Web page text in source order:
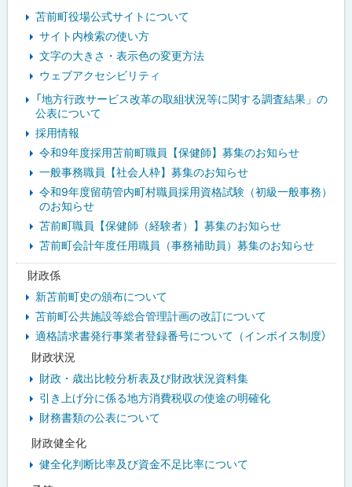
苫前町役場公式サイトについて
サイト内検索の使い方
文字の大きさ・表示色の変更方法
ウェブアクセシビリティ
「地方行政サービス改革の取組状況等に関する調査結果」の
公表について
採用情報
令和9年度採用苫前町職員【保健師】募集のお知らせ
一般事務職員【社会人枠】募集のお知らせ
令和9年度留萌管内町村職員採用資格試験（初級一般事務）
のお知らせ
苫前町職員【保健師（経験者）】募集のお知らせ
苫前町会計年度任用職員（事務補助員）募集のお知らせ
財政係
新苫前町史の頒布について
苫前町公共施設等総合管理計画の改訂について
適格請求書発行事業者登録番号について（インボイス制度）
財政状況
財政・歳出比較分析表及び財政状況資料集
引き上げ分に係る地方消費税収の使途の明確化
財務書類の公表について
財政健全化
健全化判断比率及び資金不足比率について